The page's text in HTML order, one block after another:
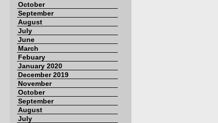
October
September
August
July
June
March
Febuary
January 2020
December 2019
November
October
September
August
July